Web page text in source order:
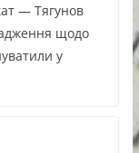
— Тягунов
щодо
у